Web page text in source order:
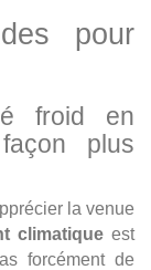
pour
froid en
plus
la venue
climatiqueest
forcément de